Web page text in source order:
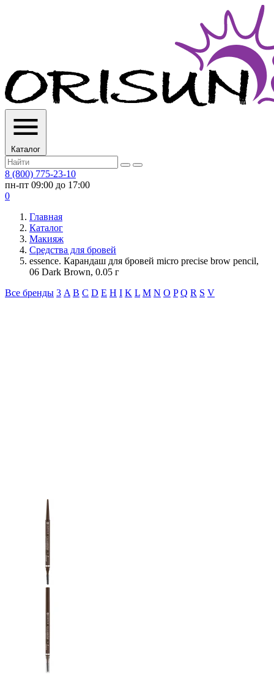
Каталог
8 (800) 775-23-10
пн-пт 09:00 до 17:00
0
Главная
Каталог
Макияж
Средства для бровей
essence. Карандаш для бровей micro precise brow pencil,
06 Dark Brown, 0.05 г
Все бренды 3 A B C D E H I K L M N O P Q R S V